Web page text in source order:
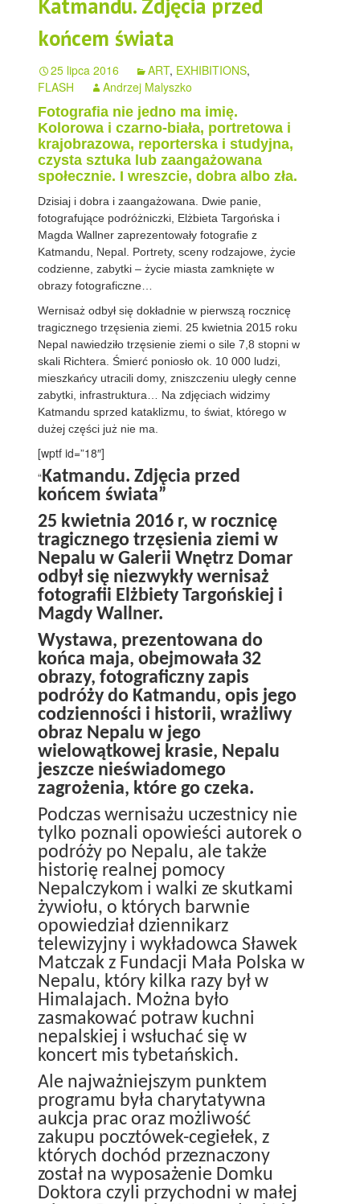
Katmandu. Zdjęcia przed
końcem świata
25 lipca 2016 ART, EXHIBITIONS,
FLASH
Andrzej Malyszko
Fotografia nie jedno ma imię.
Kolorowa i czarno-biała, portretowa i
krajobrazowa, reporterska i studyjna,
czysta sztuka lub zaangażowana
społecznie. I wreszcie, dobra albo zła.
Dzisiaj i dobra i zaangażowana. Dwie panie,
fotografujące podróżniczki, Elżbieta Targońska i
Magda Wallner zaprezentowały fotografie z
Katmandu, Nepal. Portrety, sceny rodzajowe, życie
codzienne, zabytki – życie miasta zamknięte w
obrazy fotograficzne…
Wernisaż odbył się dokładnie w pierwszą rocznicę
tragicznego trzęsienia ziemi. 25 kwietnia 2015 roku
Nepal nawiedziło trzęsienie ziemi o sile 7,8 stopni w
skali Richtera. Śmierć poniosło ok. 10 000 ludzi,
mieszkańcy utracili domy, zniszczeniu uległy cenne
zabytki, infrastruktura… Na zdjęciach widzimy
Katmandu sprzed kataklizmu, to świat, którego w
dużej części już nie ma.
[wptf id=”18″]
“Katmandu. Zdjęcia przed
końcem świata”
25 kwietnia 2016 r, w rocznicę
tragicznego trzęsienia ziemi w
Nepalu w Galerii Wnętrz Domar
odbył się niezwykły wernisaż
fotografii Elżbiety Targońskiej i
Magdy Wallner.
Wystawa, prezentowana do
końca maja, obejmowała 32
obrazy, fotograficzny zapis
podróży do Katmandu, opis jego
codzienności i historii, wrażliwy
obraz Nepalu w jego
wielowątkowej krasie, Nepalu
jeszcze nieświadomego
zagrożenia, które go czeka.
Podczas wernisażu uczestnicy nie
tylko poznali opowieści autorek o
podróży po Nepalu, ale także
historię realnej pomocy
Nepalczykom i walki ze skutkami
żywiołu, o których barwnie
opowiedział dziennikarz
telewizyjny i wykładowca Sławek
Matczak z Fundacji Mała Polska w
Nepalu, który kilka razy był w
Himalajach. Można było
zasmakować potraw kuchni
nepalskiej i wsłuchać się w
koncert mis tybetańskich.
Ale najważniejszym punktem
programu była charytatywna
aukcja prac oraz możliwość
zakupu pocztówek-cegiełek, z
których dochód przeznaczony
został na wyposażenie Domku
Doktora czyli przychodni w małej